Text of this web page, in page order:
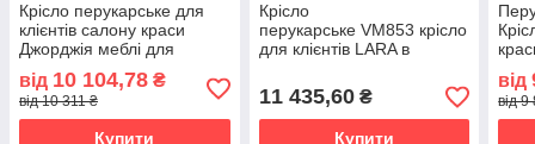
Крісло перукарське для
клієнтів салону краси
Джорджія меблі для
перукаря перукаря
від 10 104,78 ₴
від 10 311 ₴
Купити
Крісло
перукарське VM853 крісло
для клієнтів LARA в
манікюрний зал салону
краси
11 435,60₴
Купити
від
від